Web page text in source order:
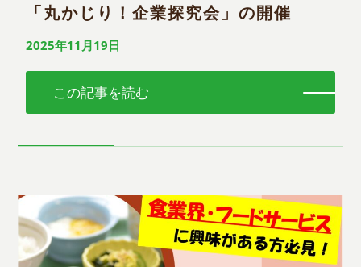
「丸かじり！企業探究会」の開催
2025年11月19日
この記事を読む